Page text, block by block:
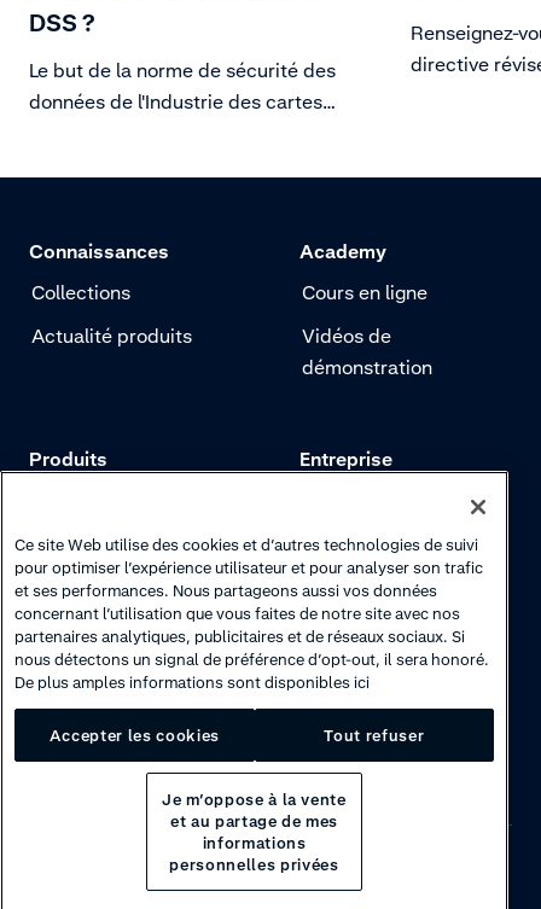
DSS ?
Le but de la norme de sécurité des
données de l'Industrie des cartes
données.
Renseignez-
directive
Connaissances
Collections
Actualité produits
Academy
Cours en ligne
Vidéos de
démonstration
Produits
Paiements
Gestion des risques
Authentification
Entreprise
Notre histoire
Notre newsletter
Espace carrières
· Disclaimer · © 2026 Adyen
Ce site Web utilise des cookies et d’autres technologies de suivi
pour optimiser l’expérience utilisateur et pour analyser son trafic
et ses performances. Nous partageons aussi vos données
concernant l’utilisation que vous faites de notre site avec nos
partenaires analytiques, publicitaires et de réseaux sociaux. Si
nous détectons un signal de préférence d’opt-out, il sera honoré.
De plus amples informations sont disponibles ici
Accepter les cookies Tout refuser
Je m’oppose à la vente
et au partage de mes
informations
personnelles privées